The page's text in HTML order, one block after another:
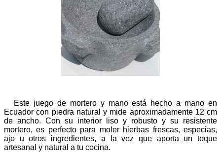
Este juego de mortero y mano está hecho a mano en
Ecuador con piedra natural y mide aproximadamente 12 cm
de ancho. Con su interior liso y robusto y su resistente
mortero, es perfecto para moler hierbas frescas, especias,
ajo u otros ingredientes, a la vez que aporta un toque
artesanal y natural a tu cocina.